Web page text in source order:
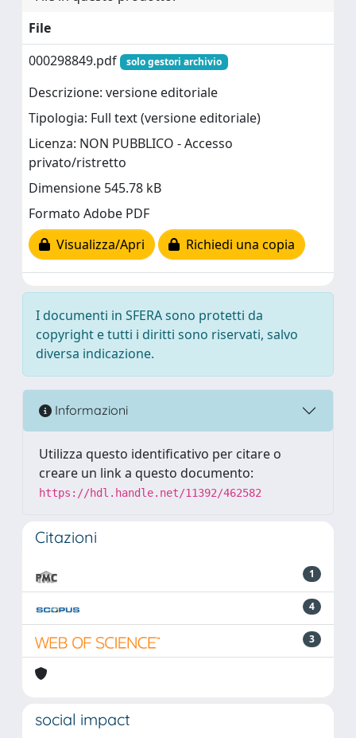
File
000298849.pdf
solo gestori archivio
Descrizione: versione editoriale
Tipologia: Full text (versione editoriale)
Licenza: NON PUBBLICO - Accesso
privato/ristretto
Dimensione 545.78 kB
Formato Adobe PDF
Visualizza/Apri
Richiedi una copia
I documenti in SFERA sono protetti da
copyright e tutti i diritti sono riservati, salvo
diversa indicazione.
Informazioni
Utilizza questo identificativo per citare o
creare un link a questo documento:
https://hdl.handle.net/11392/462582
Citazioni
1
4
3
social impact